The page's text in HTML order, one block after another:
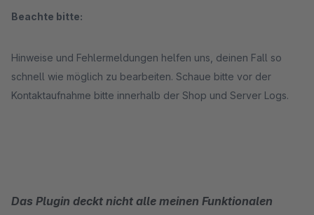
Beachte bitte:
Hinweise und Fehlermeldungen helfen uns, deinen Fall so
schnell wie möglich zu bearbeiten. Schaue bitte vor der
Kontaktaufnahme bitte innerhalb der Shop und Server Logs.
Das Plugin deckt nicht alle meinen Funktionalen